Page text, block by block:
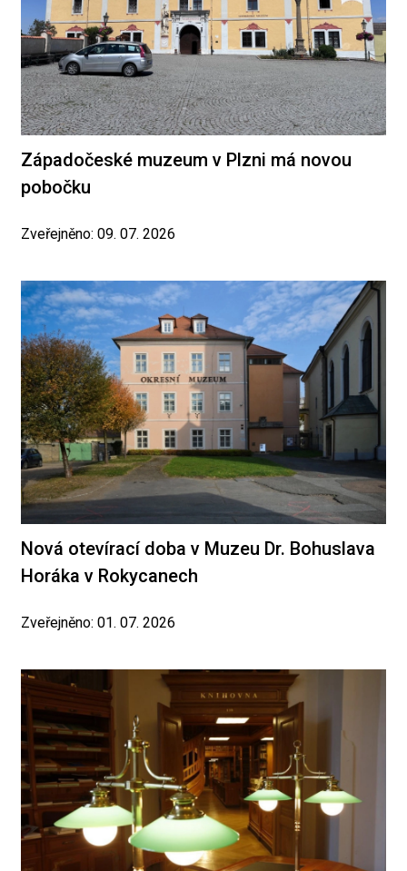
Západočeské muzeum v Plzni má novou
pobočku
Zveřejněno: 09. 07. 2026
Nová otevírací doba v Muzeu Dr. Bohuslava
Horáka v Rokycanech
Zveřejněno: 01. 07. 2026